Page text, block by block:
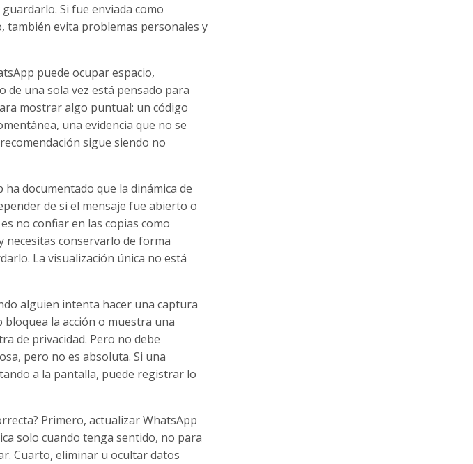
Si fue enviada como
también evita problemas personales y
puede ocupar espacio,
de una sola vez está pensado para
mostrar algo puntual: un código
una evidencia que no se
sigue siendo no
documentado que la dinámica de
de si el mensaje fue abierto o
no confiar en las copias como
conservarlo de forma
La visualización única no está
alguien intenta hacer una captura
la acción o muestra una
de privacidad. Pero no debe
pero no es absoluta. Si una
a la pantalla, puede registrar lo
Primero, actualizar WhatsApp
solo cuando tenga sentido, no para
Cuarto, eliminar u ocultar datos